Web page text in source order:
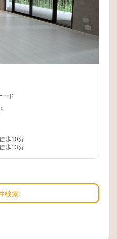
ード
歩10分
歩13分
検索